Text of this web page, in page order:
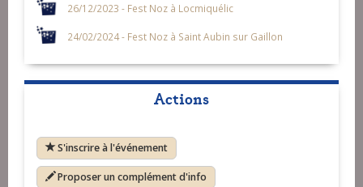
26/12/2023 - Fest Noz à Locmiquélic
24/02/2024 - Fest Noz à Saint Aubin sur Gaillon
Actions
S'inscrire à l'événement
Proposer un complément d'info